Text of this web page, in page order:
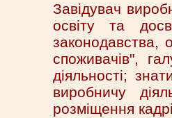
Завідувач
освіту та
законодавства,
споживачів",
діяльності;
виробничу
розміщення